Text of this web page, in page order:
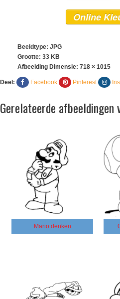
Online
Beeldtype: JPG
Grootte: 33 KB
Afbeelding Dimensie: 718 × 1015
Deel: Facebook Pinterest
Gerelateerde
Mario denken